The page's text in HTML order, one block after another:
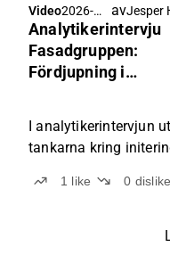
Video2026-
05-07
06:29
av
Analytikerintervju
Fasadgruppen:
Fördjupning i
I analytikerintervjun
tankarna kring
1 like 0